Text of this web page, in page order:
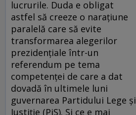
lucrurile. Duda e obligat
astfel să creeze o narațiune
paralelă care să evite
transformarea alegerilor
prezidențiale într-un
referendum pe tema
competenței de care a dat
dovadă în ultimele luni
guvernarea Partidului Lege și
Justiție (PiS). Și ce e mai